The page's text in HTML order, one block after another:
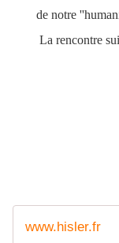
de notre
La rencontre
www.hisler.fr